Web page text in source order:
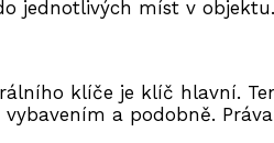
jednotlivých míst v objektu.
klíče je klíč hlavní.
a podobně.